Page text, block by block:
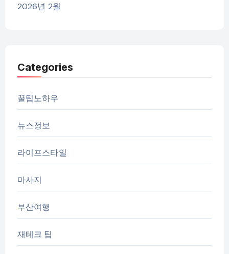
2026년 2월
Categories
꿀팁노하우
뉴스정보
라이프스타일
마사지
부산여행
재테크 팁